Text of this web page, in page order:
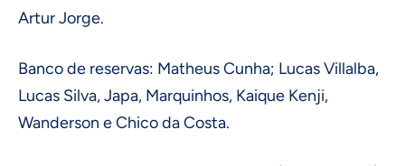
Artur Jorge.
Banco de reservas: Matheus Cunha; Lucas Villalba,
Lucas Silva, Japa, Marquinhos, Kaique Kenji,
Wanderson e Chico da Costa.